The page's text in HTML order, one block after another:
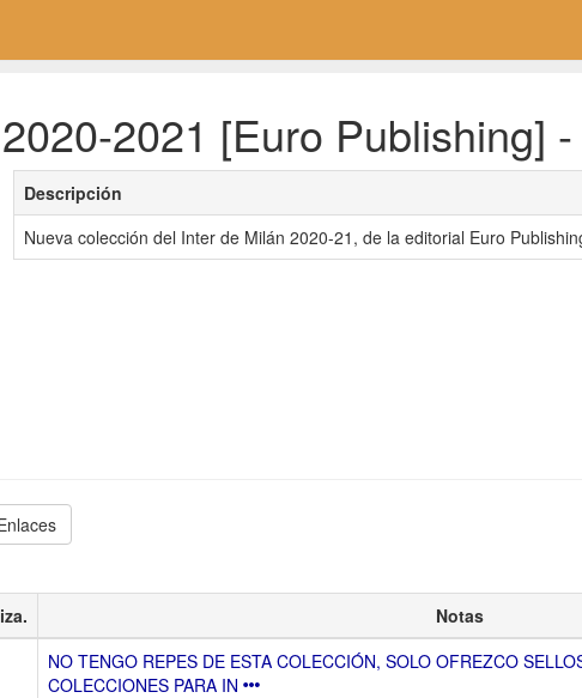
2021 [Euro Publishing]
Descripción
Nueva colección del Inter de Milán 2020-21, de la editorial Euro
Notas
NO TENGO REPES DE ESTA COLECCIÓN, SOLO OFREZCO
COLECCIONES PARA IN